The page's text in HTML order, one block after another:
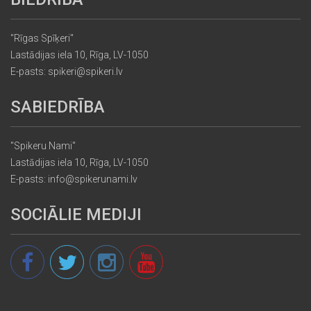
"Rīgas Spīķeri"
Lastādijas iela 10, Rīga, LV-1050
E-pasts: spikeri@spikeri.lv
SABIEDRĪBA
"Spikeru Nami"
Lastādijas iela 10, Rīga, LV-1050
E-pasts: info@spikerunami.lv
SOCIĀLIE MEDIJI